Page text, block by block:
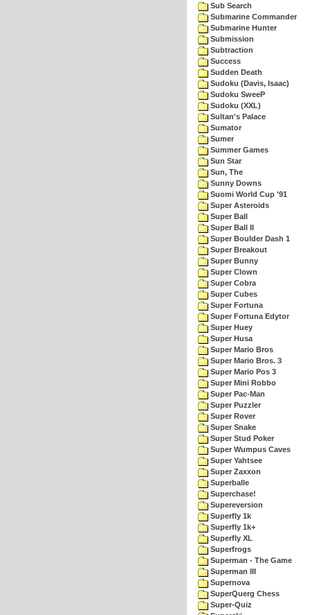
Sub Search
Submarine Commander
Submarine Hunter
Submission
Subtraction
Success
Sudden Death
Sudoku (Davis, Isaac)
Sudoku SweeP
Sudoku (XXL)
Sultan's Palace
Sumator
Sumer
Summer Games
Sun Star
Sun, The
Sunny Downs
Suomi World Cup '91
Super Asteroids
Super Ball
Super Ball II
Super Boulder Dash 1
Super Breakout
Super Bunny
Super Clown
Super Cobra
Super Cubes
Super Fortuna
Super Fortuna Edytor
Super Huey
Super Husa
Super Mario Bros
Super Mario Bros. 3
Super Mario Pos 3
Super Mini Robbo
Super Pac-Man
Super Puzzler
Super Rover
Super Snake
Super Stud Poker
Super Wumpus Caves
Super Yahtsee
Super Zaxxon
Superballe
Superchase!
Supereversion
Superfly 1k
Superfly 1k+
Superfly XL
Superfrogs
Superman - The Game
Superman III
Supernova
SuperQuerg Chess
Super-Quiz